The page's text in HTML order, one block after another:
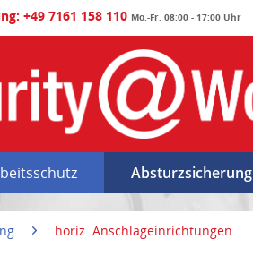
+49 7161 158 110 Mo.-Fr. 08:00 - 17:00 Uhr
Absturzsicherung
horiz. Anschlageinrichtungen